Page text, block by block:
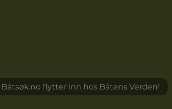
Båtsøk.no flytter inn hos Båtens Verden!